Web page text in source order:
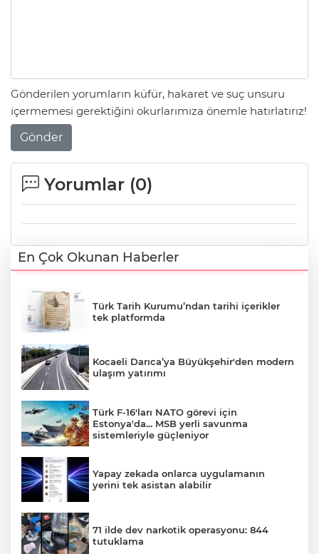
Gönderilen yorumların küfür, hakaret ve suç unsuru
içermemesi gerektiğini okurlarımıza önemle hatırlatırız!
Gönder
Yorumlar (0)
En Çok Okunan Haberler
Türk Tarih Kurumu’ndan tarihi içerikler
tek platformda
Kocaeli Darıca’ya Büyükşehir'den modern
ulaşım yatırımı
Türk F-16'ları NATO görevi için
Estonya'da... MSB yerli savunma
sistemleriyle güçleniyor
Yapay zekada onlarca uygulamanın
yerini tek asistan alabilir
71 ilde dev narkotik operasyonu: 844
tutuklama